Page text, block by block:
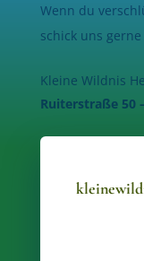
Wenn du
schick uns
Kleine Wildnis
Ruiterstraße 50